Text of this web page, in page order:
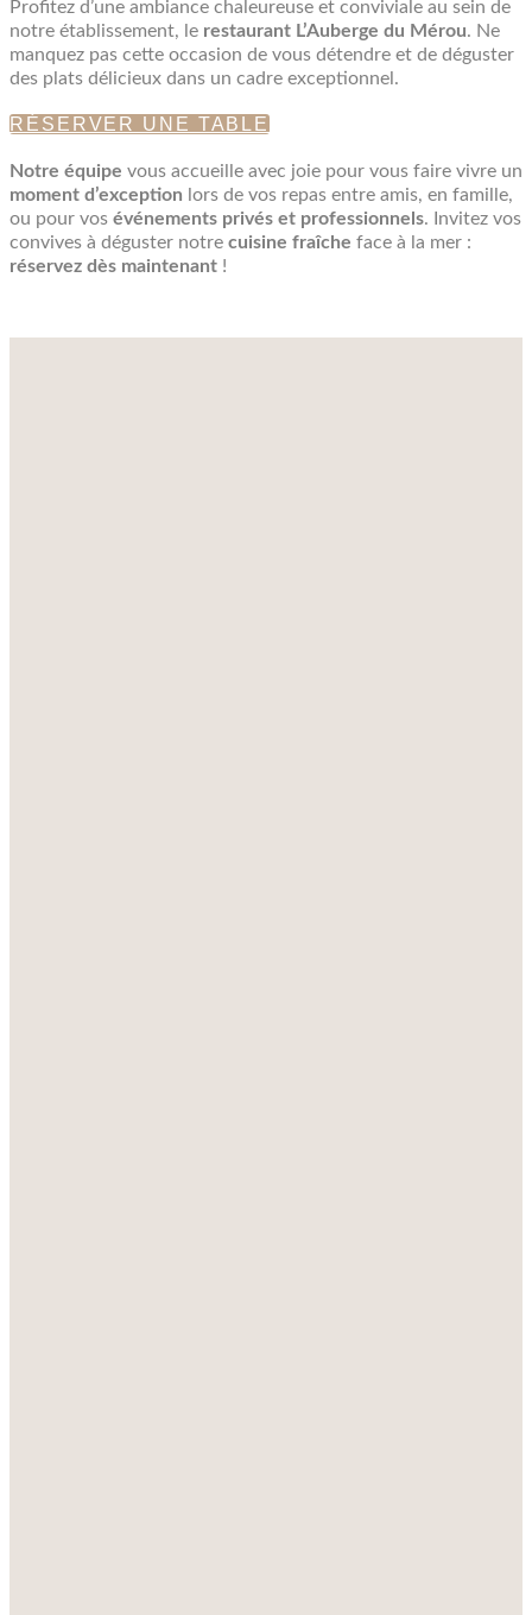
Profitez d’une ambiance chaleureuse et conviviale au sein de
notre établissement, le restaurant L’Auberge du Mérou. Ne
manquez pas cette occasion de vous détendre et de déguster
des plats délicieux dans un cadre exceptionnel.
RÉSERVER UNE TABLE
Notre équipe vous accueille avec joie pour vous faire vivre un
moment d’exception lors de vos repas entre amis, en famille,
ou pour vos événements privés et professionnels. Invitez vos
convives à déguster notre cuisine fraîche face à la mer :
réservez dès maintenant !